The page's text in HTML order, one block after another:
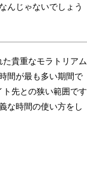
んじゃないでしょう
貴重なモラトリアム
間が最も多い期間で
先との狭い範囲です
な時間の使い方をし